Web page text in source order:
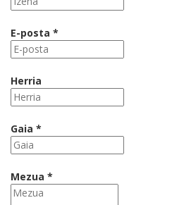
E-posta *
Herria
Gaia *
Mezua *